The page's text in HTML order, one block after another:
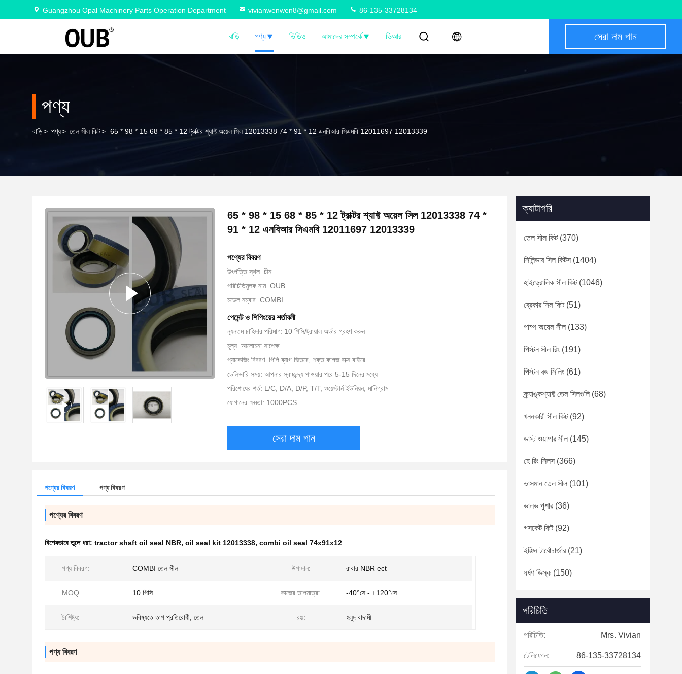
Guangzhou Opal Machinery Parts Operation Department vivianwenwen8@gmail.com 86-135-33728134
বাড়ি পণ্য ভিডিও আমাদের সম্পর্কে ভিআর সেরা দাম পান
পণ্য
বাড়ি> পণ্য> তেল সীল কিট> 65 * 98 * 15 68 * 85 * 12 ট্রাক্টর শ্যাফ্ট অয়েল সিল 12013338 74 * 91 * 12 এনবিআর সিএমবি 12011697 12013339
65 * 98 * 15 68 * 85 * 12 ট্রাক্টর শ্যাফ্ট অয়েল সিল 12013338 74 *
91 * 12 এনবিআর সিএমবি 12011697 12013339
পণ্যের বিবরণ
উৎপত্তি স্থল: চীন
পরিচিতিমুলক নাম: OUB
মডেল নম্বার: COMBI
পেমেন্ট ও শিপিংয়ের শর্তাবলী
ন্যূনতম চাহিদার পরিমাণ: 10 পিসি/ট্রায়াল অর্ডার গ্রহণ করুন
মূল্য: আলোচনা সাপেক্ষ
প্যাকেজিং বিবরণ: পিপি ব্যাগ ভিতরে, শক্ত কাগজ বাক্স বাইরে
ডেলিভারি সময়: আপনার স্বাচ্ছন্দ্য পাওয়ার পরে 5-15 দিনের মধ্যে
পরিশোধের শর্ত: L/C, D/A, D/P, T/T, ওয়েস্টার্ন ইউনিয়ন, মানিগ্রাম
যোগানের ক্ষমতা: 1000PCS
সেরা দাম পান
পণ্যের বিবরণ পণ্য বিবরণ
পণ্যের বিবরণ
বিশেষভাবে তুলে ধরা: tractor shaft oil seal NBR, oil seal kit 12013338, combi oil seal 74x91x12
পণ্য বিবরণ: COMBI তেল সীল উপাদান: রাবার NBR ect
MOQ: 10 পিসি কাজের তাপমাত্রা: -40°সে - +120°সে
বৈশিষ্ট্য: ভবিষ্যতে তাপ প্রতিরোধী, তেল রঙ: হলুদ বাদামী
পণ্য বিবরণ
ক্যাটাগরি
তেল সীল কিট(370)
সিলিন্ডার সিল কিটস (1404)
হাইড্রোলিক সীল কিট(1046)
ব্রেকার সিল কিট(51)
পাম্প অয়েল সীল (133)
পিস্টন সীল রিং (191)
পিস্টন রড সিলিং (61)
ক্র্যাঙ্কশ্যাফ্ট তেল সিলগুলি (68)
খননকারী সীল কিট(92)
ডাস্ট ওয়াপার সীল (145)
হে রিং সিলস (366)
ভাসমান তেল সীল (101)
ভালভ পুশার(36)
গসকেট কিট(92)
ইঞ্জিন টার্বোচার্জার(21)
ঘর্ষণ ডিস্ক (150)
পরিচিতি
পরিচিতি: Mrs. Vivian
টেলিফোন: 86-135-33728134